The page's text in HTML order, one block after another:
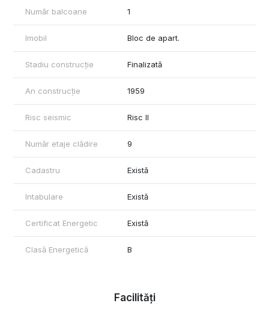
stau la dispoziție.
Număr balcoane 1
Imobil Bloc de apart.
Stadiu construcție Finalizată
An construcție 1959
Risc seismic Risc II
Număr etaje clădire 9
Cadastru Există
Intabulare Există
Certificat Energetic Există
Clasă Energetică B
Facilități